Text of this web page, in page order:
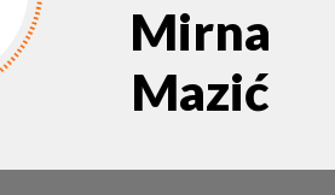
Mirna
Mazić